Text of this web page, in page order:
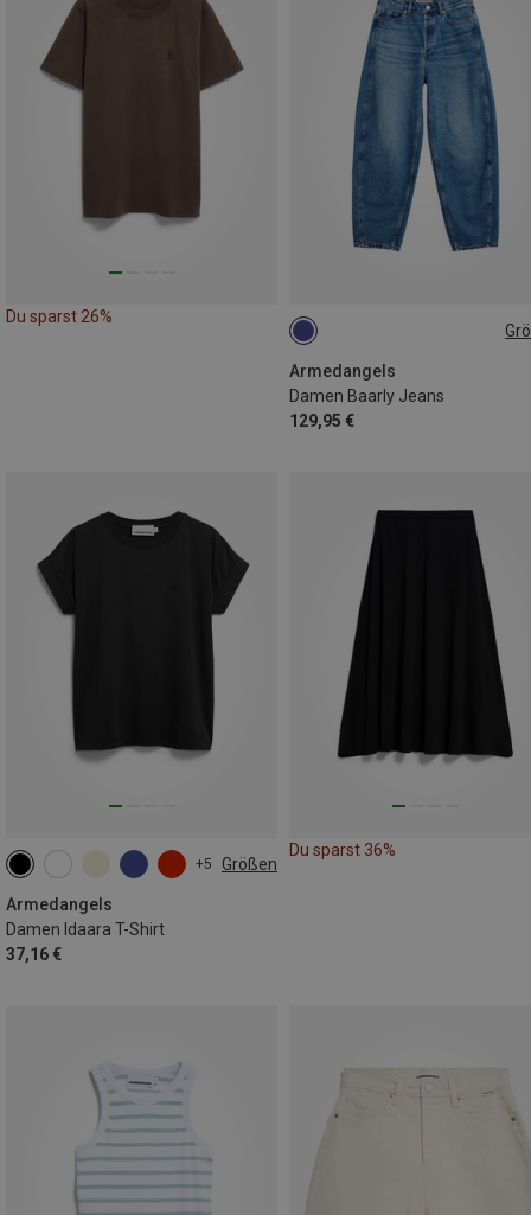
Du sparst 26%
Armedangels
Damen Baarly Jeans
129,95 €
+5 Größen
Armedangels
Damen Idaara T-Shirt
37,16 €
XS M XL
Du sparst 36%